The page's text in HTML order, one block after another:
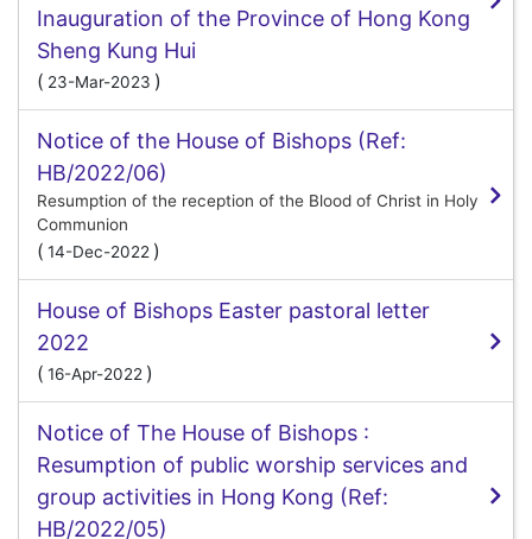
Inauguration of the Province of Hong Kong
Sheng Kung Hui
( 23-Mar-2023 )
Notice of the House of Bishops (Ref:
HB/2022/06)
Resumption of the reception of the Blood of Christ in Holy
Communion
( 14-Dec-2022 )
House of Bishops Easter pastoral letter
2022
( 16-Apr-2022 )
Notice of The House of Bishops :
Resumption of public worship services and
group activities in Hong Kong (Ref:
HB/2022/05)